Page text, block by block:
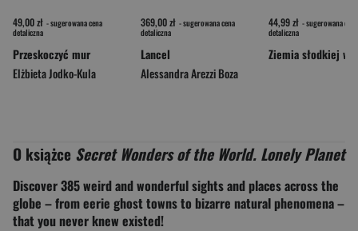
49,00 zł - sugerowana cena
detaliczna
Przeskoczyć mur
Elżbieta Jodko-Kula
369,00 zł - sugerowana cena
detaliczna
Lancel
Alessandra Arezzi Boza
44,99 zł - sugerowana cena
detaliczna
O książce Secret Wonders of the World. Lonely Planet
Discover 385 weird and wonderful sights and places across the
globe – from eerie ghost towns to bizarre natural phenomena –
that you never knew existed!